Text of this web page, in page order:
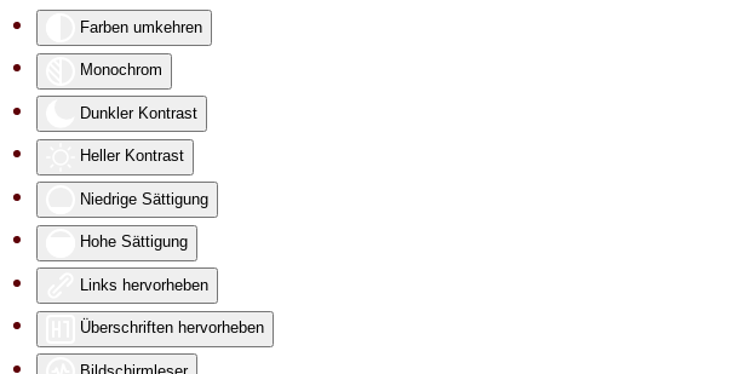
Farben umkehren
Monochrom
Dunkler Kontrast
Heller Kontrast
Niedrige Sättigung
Hohe Sättigung
Links hervorheben
Überschriften hervorheben